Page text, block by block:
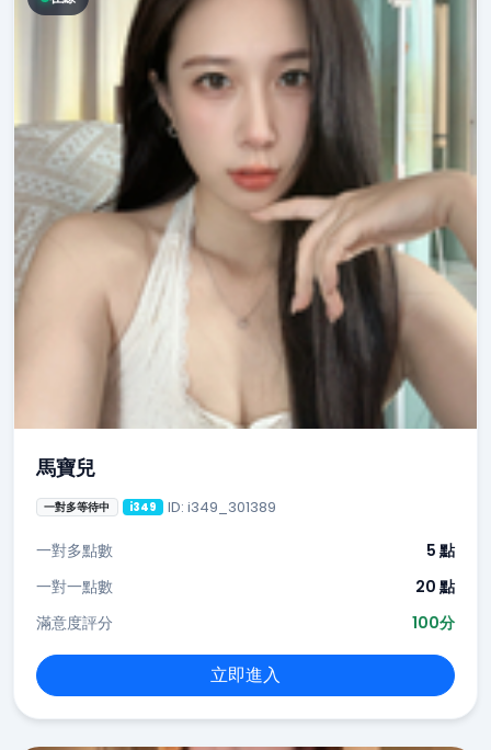
馬寶兒
一對多等待中 i349 ID: i349_301389
一對多點數
5 點
一對一點數
20 點
滿意度評分
100分
立即進入